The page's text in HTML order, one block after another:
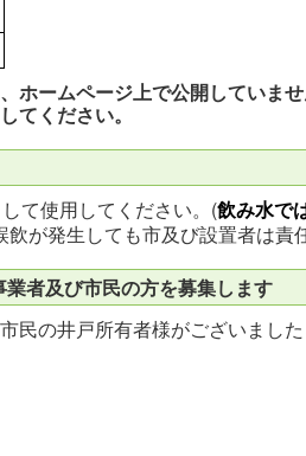
ホームページ上で公開していませ
てください。
て使用してください。(飲み水で
が発生しても市及び設置者は責
者及び市民の方を募集します
の井戸所有者様がございました